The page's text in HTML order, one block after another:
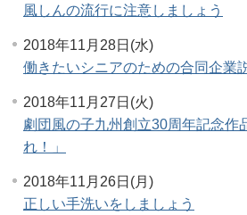
風しんの流行に注意しましょう
2018年11月28日(水)
働きたいシニアのための合同企業
2018年11月27日(火)
劇団風の子九州創立30周年記念作
れ！」
2018年11月26日(月)
正しい手洗いをしましょう